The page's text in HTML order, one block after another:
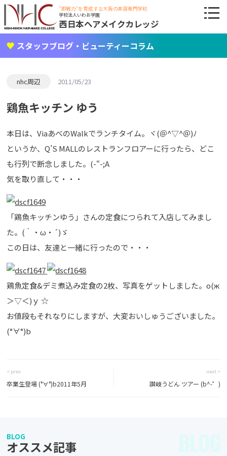
"即戦力"を育成する大阪の美容専門学校
学校法人いわお学園
西日本ヘアメイクカレッジ
スタッフブログ・ビューティーコラム
nhc周辺 2011/05/23
鶏魚キッチン ゆう
本日は、ViaあべのWalkでランチタイム。ヾ(＠^▽^＠)ﾉ
というか、Q’S MALLのレストランフロアーに行ったら、どこ
も行列で断念しました。(-“-;A
気を取り直して・・・
「鶏魚キッチンゆう」さんの定食につられて入店してみまし
た。(｀・ω・´)ゞ
この日は、友達と一緒に行ったので・・・
鶏魚定食&デミ煮込み定食の2枚、写真をゲットしました。о(ж
＞▽＜)ｙ ☆
お値段もそれなりにしますが、大変おいしゅうございました。
(°∀°)b
< prev
卒業生登場 (°∀°)b2011年5月
next >
讃岐うどん ツアー (b^-゜)
BLOG
オススメ記事